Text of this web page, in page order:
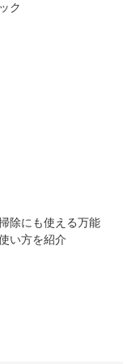
ク
除にも使える万能
い方を紹介